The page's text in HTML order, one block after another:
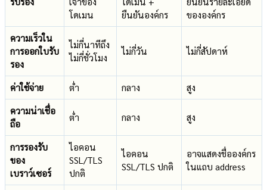
โดเมน
ยืนยันองค์กร
ขององค์กร
ความเร็วใน
การออกใบรับ
รอง
ไม่กี่นาทีถึง
ไม่กี่ชั่วโมง
ไม่กี่วัน ไม่กี่สัปดาห์
ค่าใช้จ่าย ต่ำ กลาง
สูง
ความน่าเชื่อ
ถือ
ต่ำ กลาง สูง
การรองรับ
ของ
เบราว์เซอร์
ไอคอน
SSL/TLS
ปกติ
ไอคอน
SSL/TLS ปกติ
อาจแสดงชื่อองค์กร
ในแถบ address